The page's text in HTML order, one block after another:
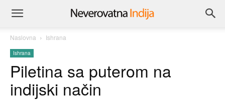
Naslovna Ishrana
Ishrana
Piletina sa puterom na
indijski način